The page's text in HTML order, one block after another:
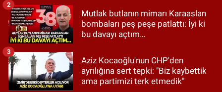
Mutlak butlanın mimarı Karaaslan
bombaları peş peşe patlattı: İyi ki
bu davayı açtım…
2
Aziz Kocaoğlu'nun CHP'den
ayrılığına sert tepki: "Biz kaybettik
ama partimizi terk etmedik"
3